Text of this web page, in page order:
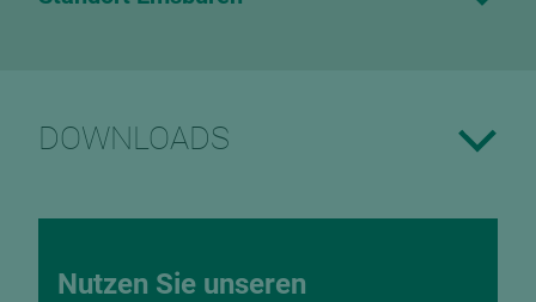
DOWNLOADS
Nutzen Sie unseren